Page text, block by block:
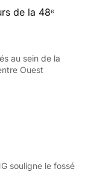
de la 48ᵉ
au sein de la
Ouest
souligne le fossé